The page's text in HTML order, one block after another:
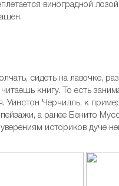
виноградной
сидеть на лавочке,
книгу. То есть
Уинстон Черчилль, к
а ранее Бенито
историков дуче